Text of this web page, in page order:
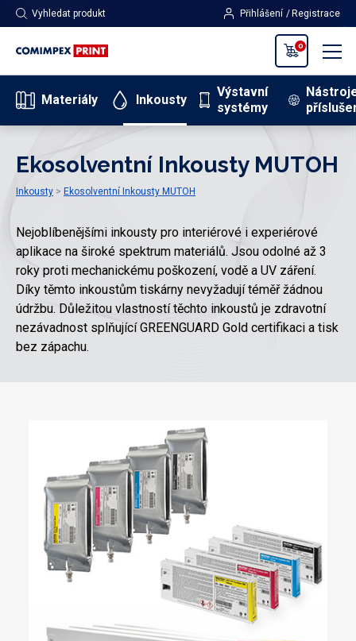
Vyhledat produkt Přihlášení Registrace
0
Materiály Inkousty
Výstavní
systémy
Ekosolventní Inkousty MUTOH
Inkousty Ekosolventní Inkousty MUTOH
Nejoblíbenějšími inkousty pro interiérové i experiérové
aplikace na široké spektrum materiálů. Jsou odolné až 3
roky proti mechanickému poškození, vodě a UV záření.
Díky těmto inkoustům tiskárny nevyžadují téměř žádnou
údržbu. Důležitou vlastností těchto inkoustů je zdravotní
nezávadnost splňující GREENGUARD Gold certifikaci a tisk
bez zápachu.